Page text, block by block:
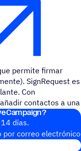
permite firmar
SignRequest es
Con
contactos a una
días.
por correo electrónico
de correo electrónico